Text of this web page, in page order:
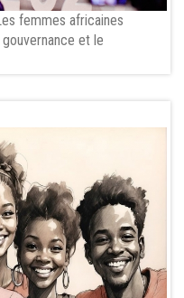
femmes africaines
et le